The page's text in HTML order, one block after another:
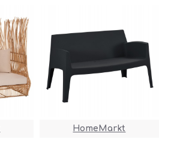
HomeMarkt